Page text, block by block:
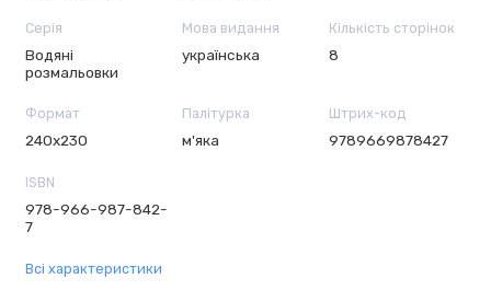
Серія
Водяні
розмальовки
Мова видання
українська
Кількість сторінок
8
Формат
240х230
Палітурка
м'яка
Штрих-код
9789669878427
ISBN
978-966-987-842-
7
Всі характеристики